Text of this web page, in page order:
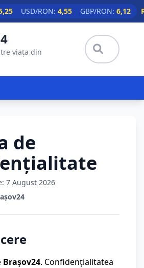
USD/RON: 4,55 GBP/RON: 6,12
viața din
de
7 August 2026
Brașov24. Confidențialitatea